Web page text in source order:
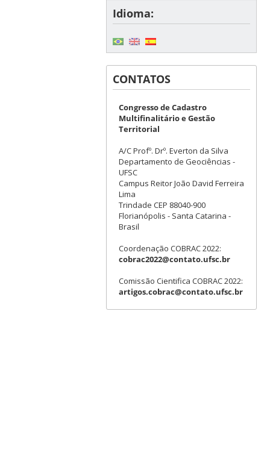
Idioma:
CONTATOS
Congresso de Cadastro
Multifinalitário e Gestão
Territorial
A/C Profº. Drº. Everton da Silva
Departamento de Geociências -
UFSC
Campus Reitor João David Ferreira
Lima
Trindade CEP 88040-900
Florianópolis - Santa Catarina -
Brasil
Coordenação COBRAC 2022:
cobrac2022@contato.ufsc.br
Comissão Cientifica COBRAC 2022:
artigos.cobrac@contato.ufsc.br